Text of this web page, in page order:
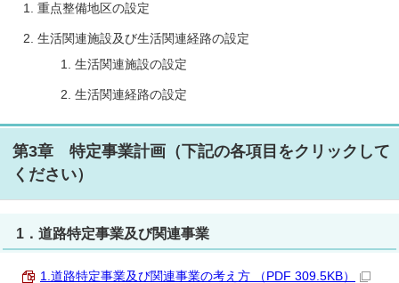
重点整備地区の設定
生活関連施設及び生活関連経路の設定
生活関連施設の設定
生活関連経路の設定
第3章 特定事業計画（下記の各項目をクリックして
ください）
1．道路特定事業及び関連事業
1.道路特定事業及び関連事業の考え方 （PDF 309.5KB）